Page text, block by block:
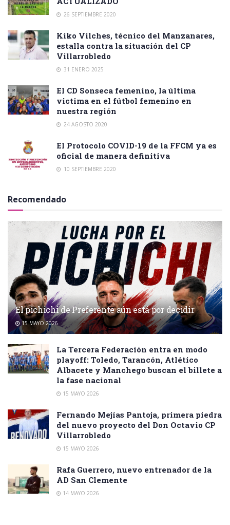
26 SEPTIEMBRE 2020
Kiko Vilches, técnico del Manzanares,
estalla contra la situación del CP
Villarrobledo
31 ENERO 2025
El CD Sonseca femenino, la última
victima en el fútbol femenino en
nuestra región
24 AGOSTO 2020
El Protocolo COVID-19 de la FFCM ya es
oficial de manera definitiva
10 SEPTIEMBRE 2020
Recomendado
El pichichi de Preferente aún está por decidir
15 MAYO 2026
La Tercera Federación entra en modo
playoff: Toledo, Tarancón, Atlético
Albacete y Manchego buscan el billete a
la fase nacional
15 MAYO 2026
Fernando Mejías Pantoja, primera piedra
del nuevo proyecto del Don Octavio CP
Villarrobledo
15 MAYO 2026
Rafa Guerrero, nuevo entrenador de la
AD San Clemente
14 MAYO 2026